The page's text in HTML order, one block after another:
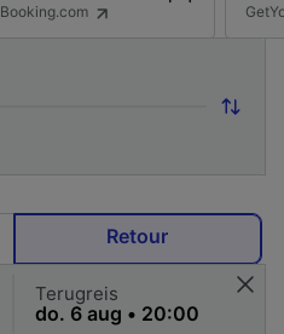
Booking.com
Retour
Terugreis